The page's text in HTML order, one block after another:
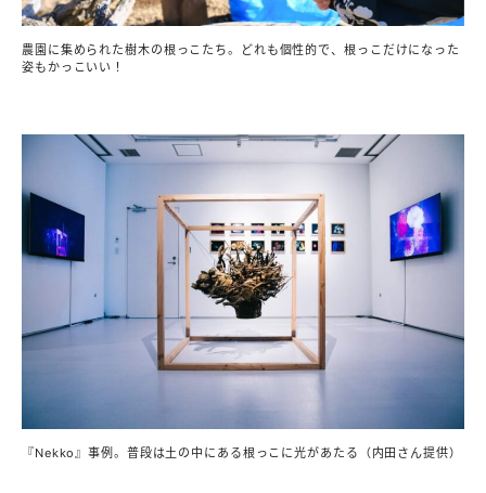
農園に集められた樹木の根っこたち。どれも個性的で、根っこだけになった
姿もかっこいい！
『Nekko』事例。普段は土の中にある根っこに光があたる（内田さん提供）